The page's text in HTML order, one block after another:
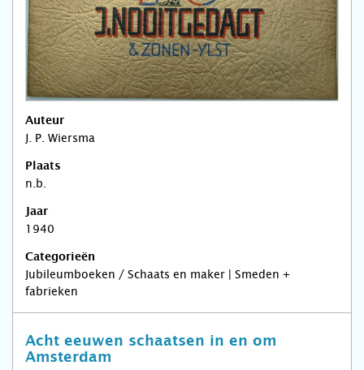
Auteur
J. P. Wiersma
Plaats
n.b.
Jaar
1940
Categorieën
Jubileumboeken / Schaats en maker | Smeden +
fabrieken
Acht eeuwen schaatsen in en om
Amsterdam